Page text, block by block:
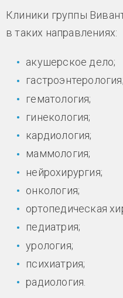
Клиники группы
в таких направлениях:
акушерское дело;
гастроэнтерология;
гематология;
гинекология;
кардиология;
маммология;
нейрохирургия;
онкология;
ортопедическая
педиатрия;
урология;
психиатрия;
радиология.